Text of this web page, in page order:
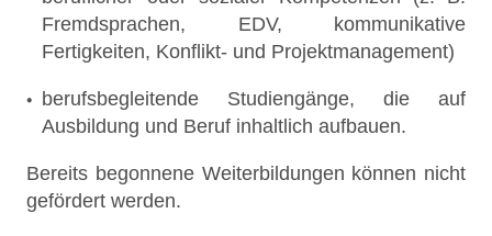
Fremdsprachen, EDV, kommunikative
Fertigkeiten, Konflikt- und Projektmanagement)
berufsbegleitende Studiengänge, die auf
Ausbildung und Beruf inhaltlich aufbauen.
Bereits begonnene Weiterbildungen können nicht
gefördert werden.